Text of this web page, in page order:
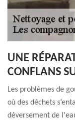
UNE
CONFLANS
Les problèmes de
où des déchets
déversement de